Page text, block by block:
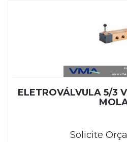
ELETROVÁLVULA 5/3
Solicite